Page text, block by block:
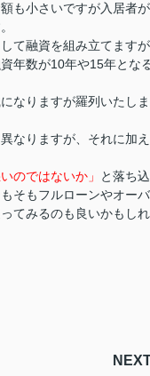
も小さいですが入居者
て融資を組み立てます
年数が10年や15年とな
なりますが羅列いたしま
なりますが、それに加
のではないか」
と落ち
そもフルローンやオー
てみるのも良いかもしれ